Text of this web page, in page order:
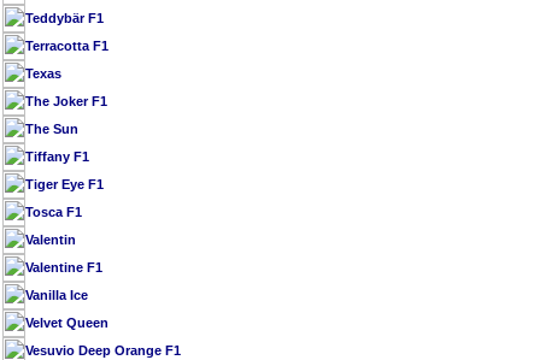
Teddybär F1
Terracotta F1
Texas
The Joker F1
The Sun
Tiffany F1
Tiger Eye F1
Tosca F1
Valentin
Valentine F1
Vanilla Ice
Velvet Queen
Vesuvio Deep Orange F1